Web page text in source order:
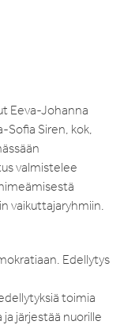
Eeva-Johanna
Sofia Siren, kok,
valmistelee
vaikuttajaryhmiin.
Edellytys
toimia
järjestää nuorille